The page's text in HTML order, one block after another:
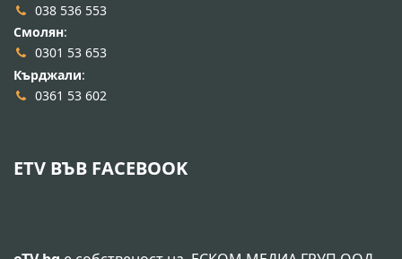
038 536 553
Смолян:
0301 53 653
Кърджали:
0361 53 602
ETV ВЪВ FACEBOOK